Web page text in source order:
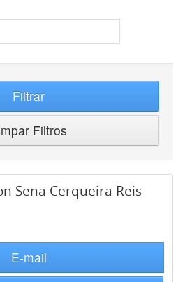
Filtrar
Filtros
Sena Cerqueira Reis
E-mail